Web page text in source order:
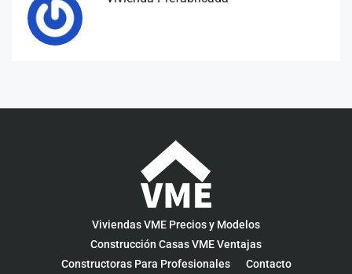
Viviendas VME Precios y Modelos
Construcción Casas VME Ventajas
Constructoras Para Profesionales
Contacto